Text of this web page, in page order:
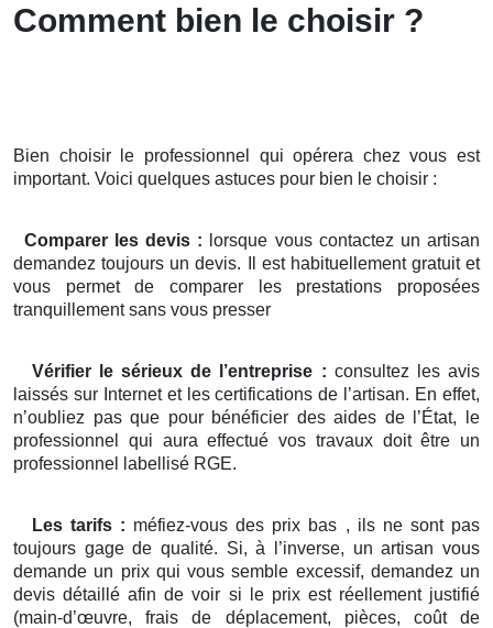
Comment bien le choisir ?
Bien choisir le professionnel qui opérera chez vous est
important. Voici quelques astuces pour bien le choisir :
Comparer les devis : lorsque vous contactez un artisan
demandez toujours un devis. Il est habituellement gratuit et
vous permet de comparer les prestations proposées
tranquillement sans vous presser
Vérifier le sérieux de l’entreprise : consultez les avis
laissés sur Internet et les certifications de l’artisan. En effet,
n’oubliez pas que pour bénéficier des aides de l’État, le
professionnel qui aura effectué vos travaux doit être un
professionnel labellisé RGE.
Les tarifs : méfiez-vous des prix bas , ils ne sont pas
toujours gage de qualité. Si, à l’inverse, un artisan vous
demande un prix qui vous semble excessif, demandez un
devis détaillé afin de voir si le prix est réellement justifié
(main-d’œuvre, frais de déplacement, pièces, coût de